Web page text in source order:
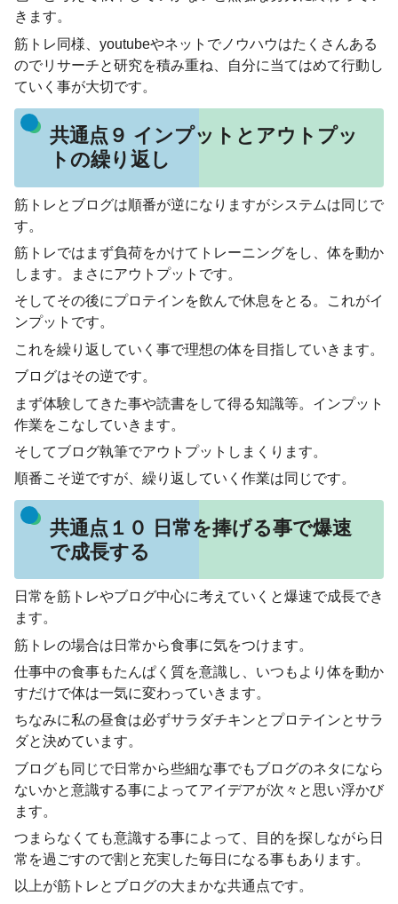
きます。
筋トレ同様、youtubeやネットでノウハウはたくさんある
のでリサーチと研究を積み重ね、自分に当てはめて行動し
ていく事が大切です。
共通点９ インプットとアウトプッ
トの繰り返し
筋トレとブログは順番が逆になりますがシステムは同じで
す。
筋トレではまず負荷をかけてトレーニングをし、体を動か
します。まさにアウトプットです。
そしてその後にプロテインを飲んで休息をとる。これがイ
ンプットです。
これを繰り返していく事で理想の体を目指していきます。
ブログはその逆です。
まず体験してきた事や読書をして得る知識等。インプット
作業をこなしていきます。
そしてブログ執筆でアウトプットしまくります。
順番こそ逆ですが、繰り返していく作業は同じです。
共通点１０ 日常を捧げる事で爆速
で成長する
日常を筋トレやブログ中心に考えていくと爆速で成長でき
ます。
筋トレの場合は日常から食事に気をつけます。
仕事中の食事もたんぱく質を意識し、いつもより体を動か
すだけで体は一気に変わっていきます。
ちなみに私の昼食は必ずサラダチキンとプロテインとサラ
ダと決めています。
ブログも同じで日常から些細な事でもブログのネタになら
ないかと意識する事によってアイデアが次々と思い浮かび
ます。
つまらなくても意識する事によって、目的を探しながら日
常を過ごすので割と充実した毎日になる事もあります。
以上が筋トレとブログの大まかな共通点です。